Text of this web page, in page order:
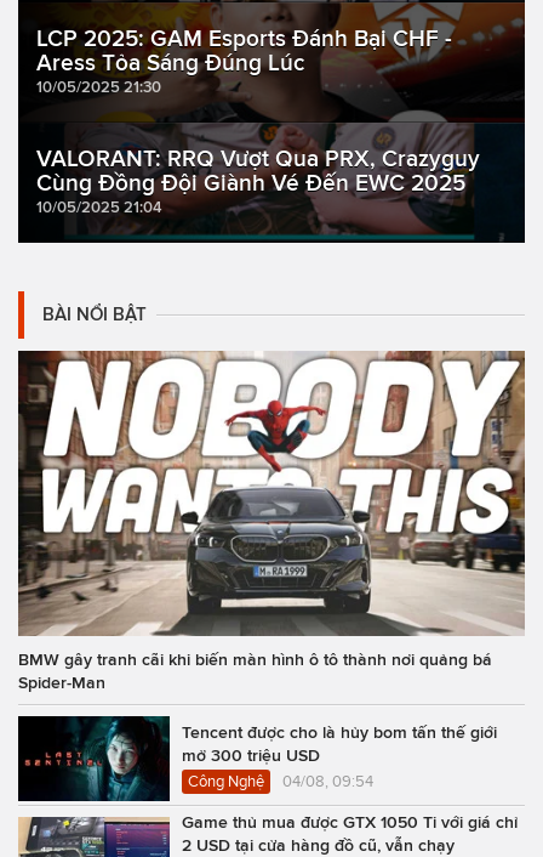
LCP 2025: GAM Esports Đánh Bại CHF -
Aress Tỏa Sáng Đúng Lúc
10/05/2025 21:30
VALORANT: RRQ Vượt Qua PRX, Crazyguy
Cùng Đồng Đội Giành Vé Đến EWC 2025
10/05/2025 21:04
BÀI NỔI BẬT
BMW gây tranh cãi khi biến màn hình ô tô thành nơi quảng bá
Spider-Man
Tencent được cho là hủy bom tấn thế giới
mở 300 triệu USD
Công Nghệ 04/08, 09:54
Game thủ mua được GTX 1050 Ti với giá chỉ
2 USD tại cửa hàng đồ cũ, vẫn chạy